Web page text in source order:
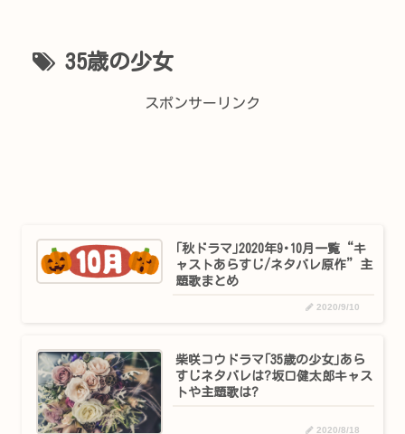
35歳の少女
スポンサーリンク
｢秋ドラマ｣2020年9･10月一覧“キ
ャストあらすじ/ネタバレ原作”主
題歌まとめ
2020/9/10
柴咲コウドラマ｢35歳の少女｣あら
すじネタバレは?坂口健太郎キャス
トや主題歌は?
2020/8/18